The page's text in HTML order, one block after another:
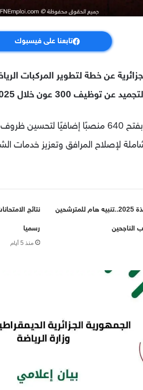
تابعنا على فيسبوك
عن خطة لتطوير المركبات
توظيف 300 عون خلال 2025.
كما ستُستكمل العملية بفتح 640 منصبًا
لإصلاح المرافق وتعزيز خدمات
نتائج مسابقة توظيف الأساتذة 2025..تنبيه هام للمترشحين
الناجحين
رسميا
منذ 5 أيام